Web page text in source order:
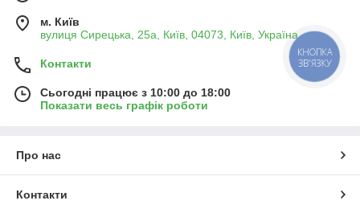
м. Київ
вулиця Сирецька, 25а, Київ, 04073, Київ, Україна
Контакти
Сьогодні працює з 10:00 до 18:00
Показати весь графік роботи
Про нас
Контакти